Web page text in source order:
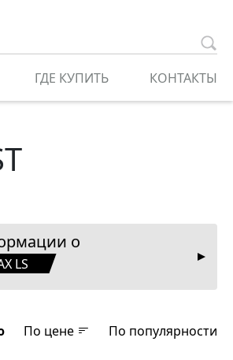
ГДЕ КУПИТЬ КОНТАКТЫ
о
LS
По цене По популярности